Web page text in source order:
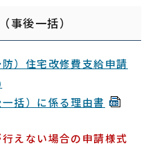
事後一括）
）住宅改修費支給申請
括）に係る理由書
えない場合の申請様式